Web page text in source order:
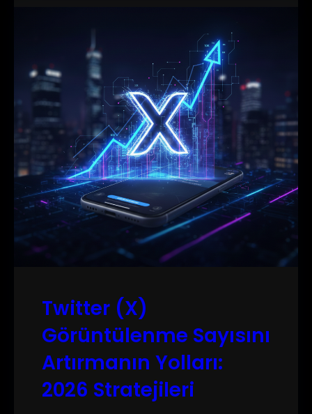
Twitter (X)
Görüntülenme Sayısını
Artırmanın Yolları:
2026 Stratejileri